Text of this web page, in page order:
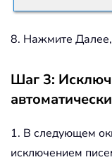
8. Нажмите
Шаг 3:
1. В следующем
исключением